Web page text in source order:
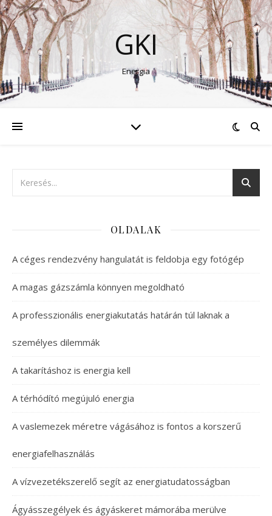
GKI
Energia
OLDALAK
A céges rendezvény hangulatát is feldobja egy fotógép
A magas gázszámla könnyen megoldható
A professzionális energiakutatás határán túl laknak a
személyes dilemmák
A takarításhoz is energia kell
A térhódító megújuló energia
A vaslemezek méretre vágásához is fontos a korszerű
energiafelhasználás
A vízvezetékszerelő segít az energiatudatosságban
Ágyásszegélyek és ágyáskeret mámorába merülve